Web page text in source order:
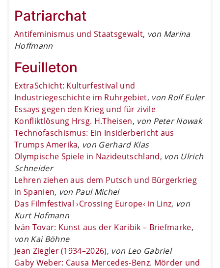
Patriarchat
Antifeminismus und Staatsgewalt, von Marina
Hoffmann
Feuilleton
ExtraSchicht: Kulturfestival und
Industriegeschichte im Ruhrgebiet, von Rolf Euler
Essays gegen den Krieg und für zivile
Konfliktlösung Hrsg. H.Theisen, von Peter Nowak
Technofaschismus: Ein Insiderbericht aus
Trumps Amerika, von Gerhard Klas
Olympische Spiele in Nazideutschland, von Ulrich
Schneider
Lehren ziehen aus dem Putsch und Bürgerkrieg
in Spanien, von Paul Michel
Das Filmfestival ›Crossing Europe‹ in Linz, von
Kurt Hofmann
Iván Tovar: Kunst aus der Karibik – Briefmarke,
von Kai Böhne
Jean Ziegler (1934–2026), von Leo Gabriel
Gaby Weber: Causa Mercedes-Benz. Mörder und